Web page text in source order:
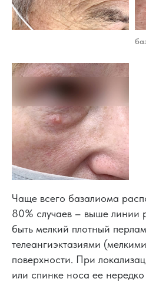
Чаще всего базалиома
80% случаев – выше линии
быть мелкий плотный
телеангиэктазиями
поверхности. При
или спинке носа ее